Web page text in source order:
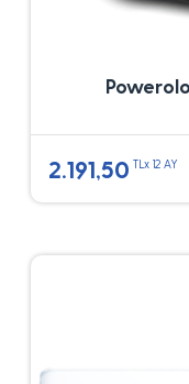
2.191,50 TLx 12 AY